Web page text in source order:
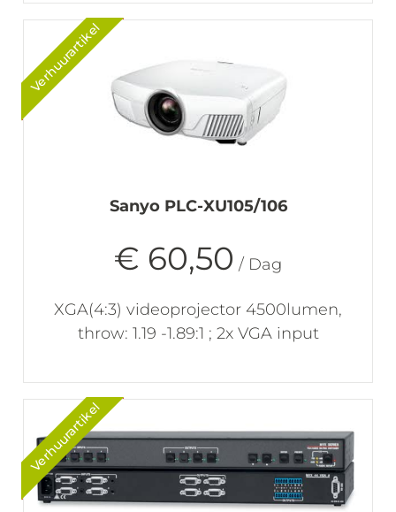
Sanyo PLC-XU105/106
€ 60,50 / Dag
XGA(4:3) videoprojector 4500lumen,
throw: 1.19 -1.89:1 ; 2x VGA input
Verhuurartikel
Verhuurartikel